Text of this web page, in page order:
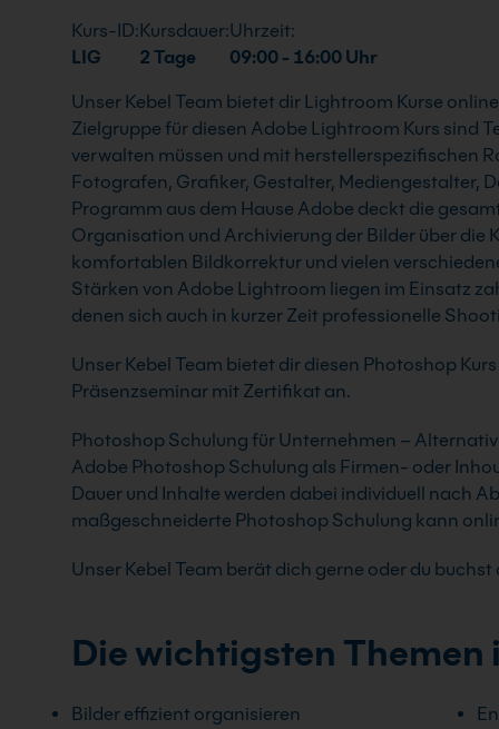
Kurs-ID:
LIG
Kursdauer:
2 Tage
Uhrzeit:
09:00 - 16:00 Uhr
Unser Kebel Team bietet dir Lightroom Kurse
Zielgruppe für diesen Adobe Lightroom Kurs sind
verwalten müssen und mit herstellerspezifischen
Fotografen, Grafiker, Gestalter, Mediengestalter,
Programm aus dem Hause Adobe deckt die
Organisation und Archivierung der Bilder über die
komfortablen Bildkorrektur und vielen
Stärken von Adobe Lightroom liegen im Einsatz
denen sich auch in kurzer Zeit professionelle
Unser Kebel Team bietet dir diesen Photoshop
Präsenzseminar mit Zertifikat an.
Photoshop Schulung für Unternehmen –
Adobe Photoshop Schulung als Firmen- oder
Dauer und Inhalte werden dabei individuell nach
maßgeschneiderte Photoshop Schulung kann
Unser Kebel Team berät dich gerne oder du
Die wichtigsten
Bilder effizient organisieren